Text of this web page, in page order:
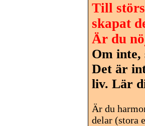
Till
skapat
Är du
Om inte,
Det är
liv. Lär
Är du
delar (stora